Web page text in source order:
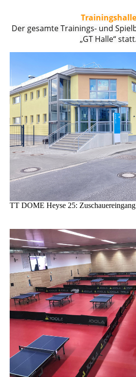
Trainingshalle
Der gesamte Trainings- und
„GT Halle“ statt.
TT DOME Heyse 25: Zuschauereingang